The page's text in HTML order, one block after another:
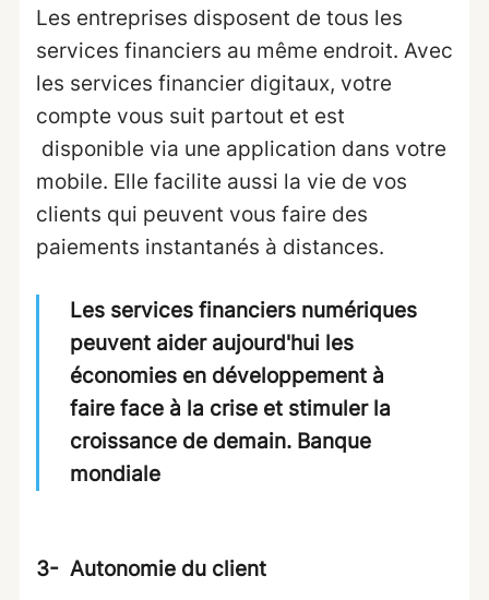
Les entreprises disposent de tous les
services financiers au même endroit. Avec
les services financier digitaux, votre
compte vous suit partout et est
disponible via une application dans votre
mobile. Elle facilite aussi la vie de vos
clients qui peuvent vous faire des
paiements instantanés à distances.
Les services financiers numériques
peuvent aider aujourd'hui les
économies en développement à
faire face à la crise et stimuler la
croissance de demain. Banque
mondiale
3- Autonomie du client